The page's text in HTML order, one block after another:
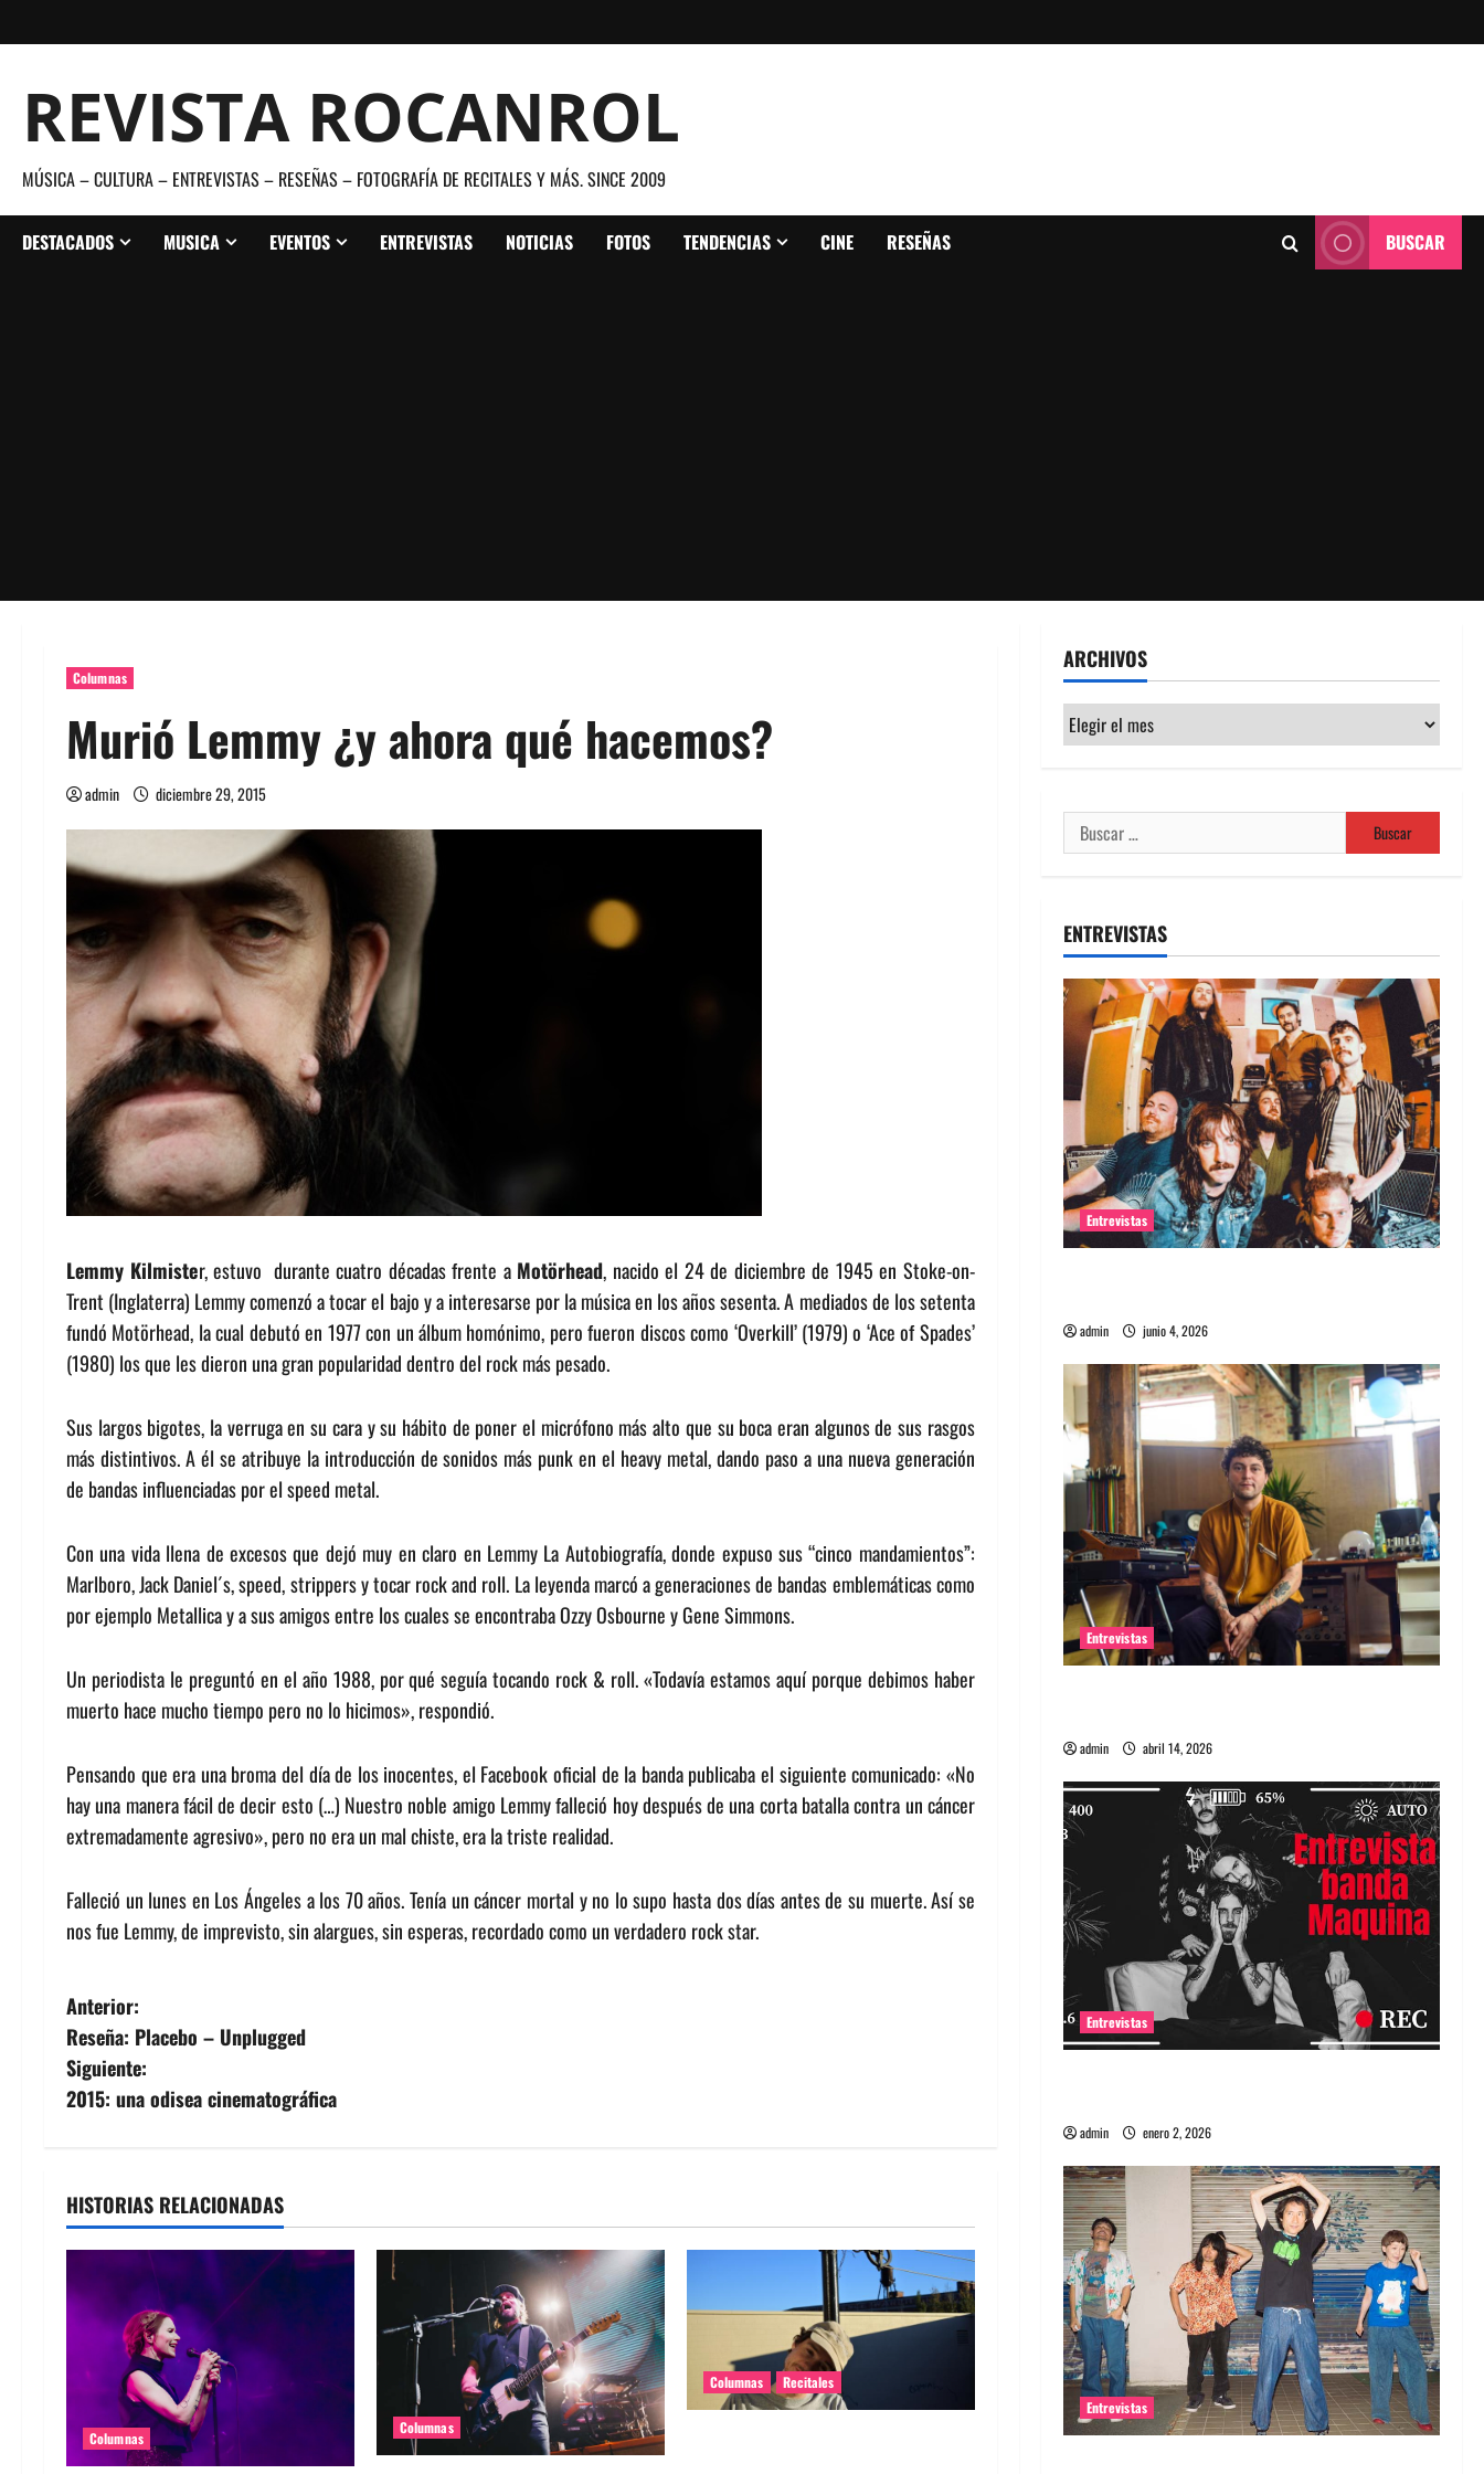
al
REVISTA ROCANROL
MÚSICA – CULTURA – ENTREVISTAS – RESEÑAS – FOTOGRAFÍA DE RECITALES Y MÁS. SINCE 2009
DESTACADOS MUSICA EVENTOS ENTREVISTAS NOTICIAS FOTOS TENDENCIAS CINE RESEÑAS BUSCAR
Columnas
Murió Lemmy ¿y ahora qué hacemos?
admin diciembre 29, 2015
Lemmy Kilmister, estuvo durante cuatro décadas frente a Motörhead, nacido el 24 de diciembre de 1945 en Stoke-on-
Trent (Inglaterra) Lemmy comenzó a tocar el bajo y a interesarse por la música en los años sesenta. A mediados de los setenta
fundó Motörhead, la cual debutó en 1977 con un álbum homónimo, pero fueron discos como ‘Overkill’ (1979) o ‘Ace of Spades’
(1980) los que les dieron una gran popularidad dentro del rock más pesado.
Sus largos bigotes, la verruga en su cara y su hábito de poner el micrófono más alto que su boca eran algunos de sus rasgos
más distintivos. A él se atribuye la introducción de sonidos más punk en el heavy metal, dando paso a una nueva generación
de bandas influenciadas por el speed metal.
Con una vida llena de excesos que dejó muy en claro en Lemmy La Autobiografía, donde expuso sus “cinco mandamientos”:
Marlboro, Jack Daniel´s, speed, strippers y tocar rock and roll. La leyenda marcó a generaciones de bandas emblemáticas como
por ejemplo Metallica y a sus amigos entre los cuales se encontraba Ozzy Osbourne y Gene Simmons.
Un periodista le preguntó en el año 1988, por qué seguía tocando rock & roll. «Todavía estamos aquí porque debimos haber
muerto hace mucho tiempo pero no lo hicimos», respondió.
Pensando que era una broma del día de los inocentes, el Facebook oficial de la banda publicaba el siguiente comunicado: «No
hay una manera fácil de decir esto (…) Nuestro noble amigo Lemmy falleció hoy después de una corta batalla contra un cáncer
extremadamente agresivo», pero no era un mal chiste, era la triste realidad.
Falleció un lunes en Los Ángeles a los 70 años. Tenía un cáncer mortal y no lo supo hasta dos días antes de su muerte. Así se
nos fue Lemmy, de imprevisto, sin alargues, sin esperas, recordado como un verdadero rock star.
N
a
v
g
a
c
n
Anterior:
Reseña: Placebo – Unplugged
Siguiente:
2015: una odisea cinematográfica
HISTORIAS RELACIONADAS
Columnas
Columnas
Columnas Recitales
ARCHIVOS
Archivos
Buscar:
ENTREVISTAS
Entrevistas
admin junio 4, 2026
Entrevistas
admin abril 14, 2026
Entrevistas
admin enero 2, 2026
Entrevistas